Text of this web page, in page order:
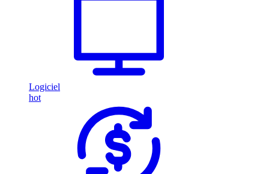
Logiciel
hot